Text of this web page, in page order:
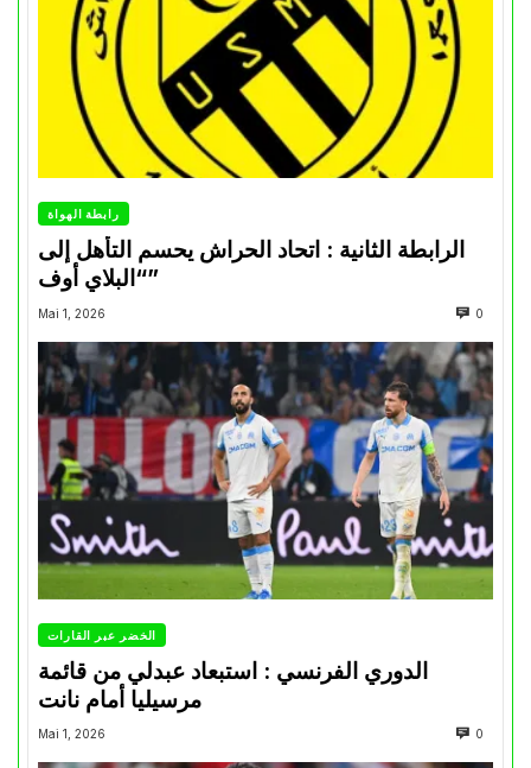
رابطة الهواة
الرابطة الثانية : اتحاد الحراش يحسم التأهل إلى
“البلاي أوف”
Mai 1, 2026 0
الخضر عبر القارات
الدوري الفرنسي : استبعاد عبدلي من قائمة
مرسيليا أمام نانت
Mai 1, 2026 0